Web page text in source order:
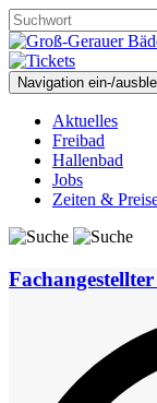
Navigation ein-/
Aktuelles
Freibad
Hallenbad
Jobs
Zeiten &